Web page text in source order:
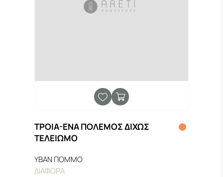
ΤΡΟΙΑ-ΕΝΑ ΠΟΛΕΜΟΣ ΔΙΧΩΣ
ΤΕΛΕΙΩΜΟ
ΥΒΑΝ ΠΟΜΜΟ
ΔΙΑΦΟΡΑ